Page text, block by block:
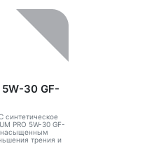
5W-30 GF-
синтетическое
PRO 5W-30 GF-
насыщенным
трения и